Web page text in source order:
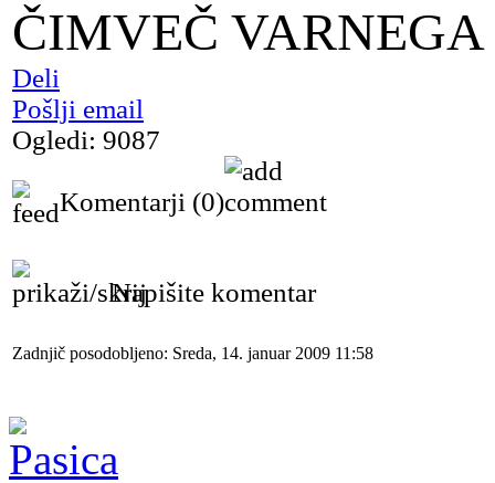
ČIMVEČ
Deli
Pošlji email
Ogledi: 9087
Komentarji (0)
Napišite komentar
Zadnjič posodobljeno: Sreda, 14. januar 2009 11:58